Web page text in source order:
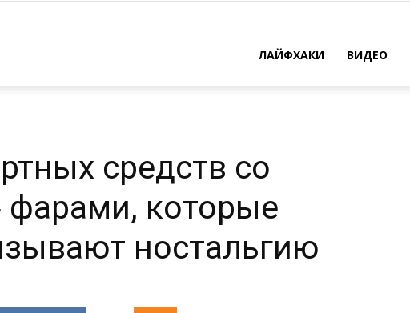
ЛАЙФХАКИ ВИДЕО
средств со
фарами, которые
ностальгию